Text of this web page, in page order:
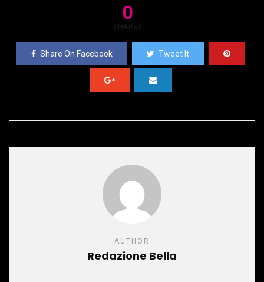
0
SHARES
Share On Facebook Tweet It
AUTHOR
Redazione Bella